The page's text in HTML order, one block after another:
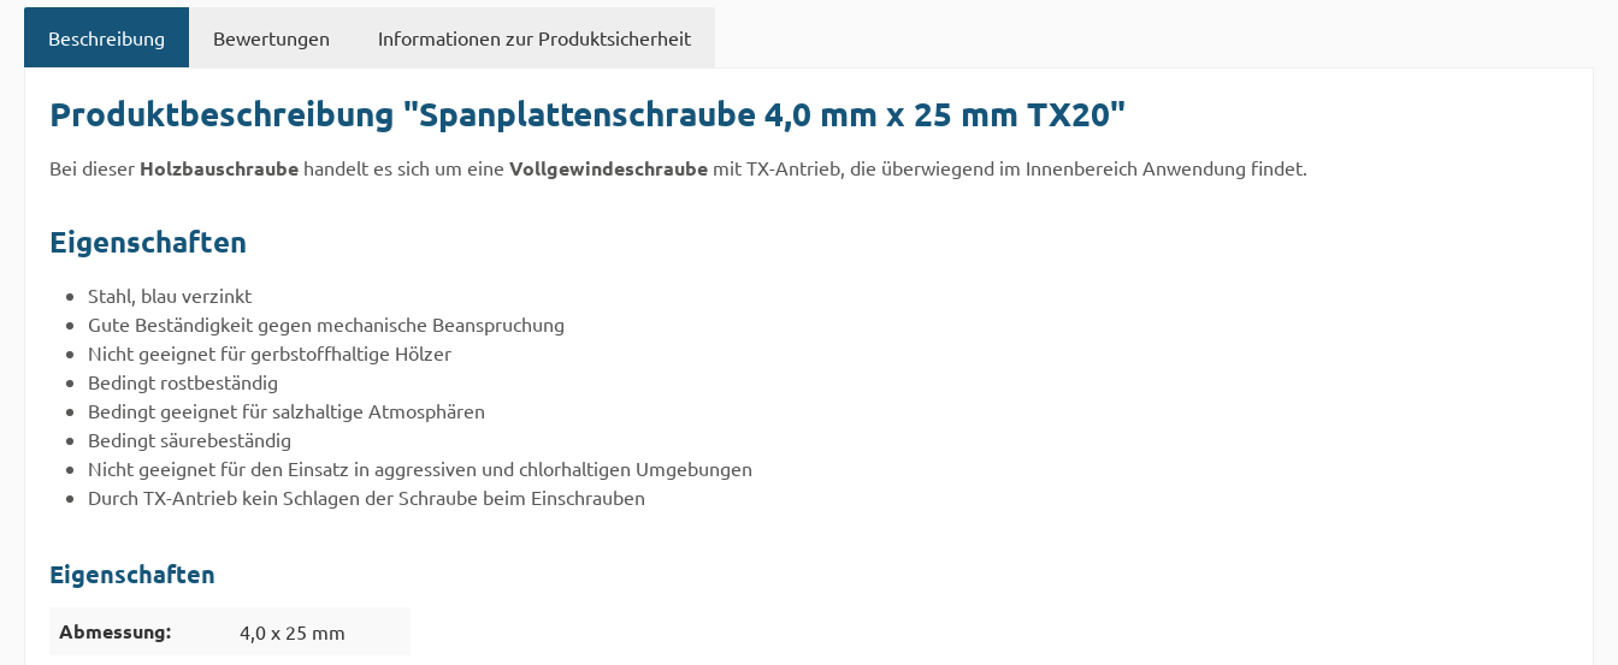
Beschreibung Bewertungen Informationen zur Produktsicherheit
Produktbeschreibung "Spanplattenschraube 4,0 mm x 25 mm TX20"
Bei dieser Holzbauschraube handelt es sich um eine Vollgewindeschraube mit TX-Antrieb, die überwiegend im Innenbereich Anwendung findet.
Eigenschaften
Stahl, blau verzinkt
Gute Beständigkeit gegen mechanische Beanspruchung
Nicht geeignet für gerbstoffhaltige Hölzer
Bedingt rostbeständig
Bedingt geeignet für salzhaltige Atmosphären
Bedingt säurebeständig
Nicht geeignet für den Einsatz in aggressiven und chlorhaltigen Umgebungen
Durch TX-Antrieb kein Schlagen der Schraube beim Einschrauben
Eigenschaften
Abmessung: 4,0 x 25 mm